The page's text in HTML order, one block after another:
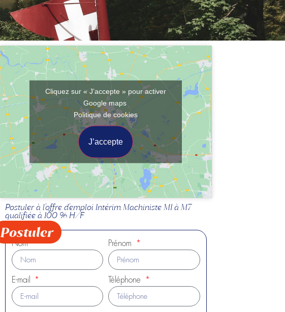
Cliquez sur « J’accepte » pour activer
Google maps
Politique de cookies
J’accepte
Postuler à l'offre d'emploi Intérim Machiniste M1 à M7
qualifiée à 100 % H/F
Postuler
Nom Prénom
E-mail Téléphone